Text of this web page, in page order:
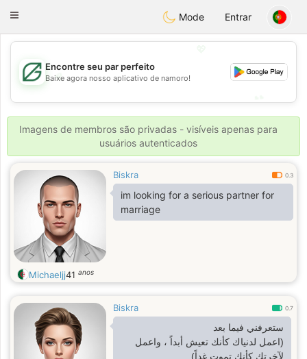
Dating
Toggle
Mode Entrar
💖
💕
Encontre seu par perfeito
Baixe agora nosso aplicativo de namoro!
Imagens de membros são privadas - visíveis apenas para
usuários autenticados
Biskra 0.3
im looking for a serious partner for
marriage
Michaeljj41 anos
Biskra 0.7
ستعرفني فيما بعد
(اعمل لدنياك كأنك تعيش أبداً ، واعمل
لآخرتك كأنك تموت غداً)